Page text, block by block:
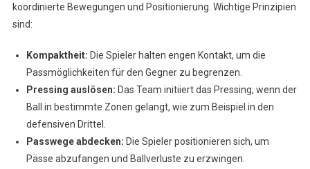
koordinierte Bewegungen und Positionierung. Wichtige Prinzipien
sind:
Kompaktheit: Die Spieler halten engen Kontakt, um die
Passmöglichkeiten für den Gegner zu begrenzen.
Pressing auslösen: Das Team initiiert das Pressing, wenn der
Ball in bestimmte Zonen gelangt, wie zum Beispiel in den
defensiven Drittel.
Passwege abdecken: Die Spieler positionieren sich, um
Pässe abzufangen und Ballverluste zu erzwingen.